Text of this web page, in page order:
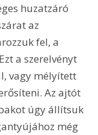
huzatzáró
az
fel, a
a szerelvényt
vagy mélyített
Az ajtót
úgy állítsuk
még